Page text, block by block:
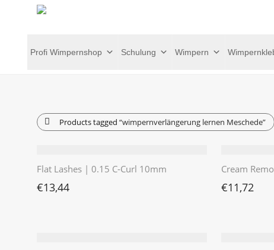
Profi Wimpernshop Schulung Wimpern
Products tagged “wimpernverlängerung lernen Meschede”
Flat Lashes | 0.15 C-Curl 10mm
€13,44
Cream
€11,72